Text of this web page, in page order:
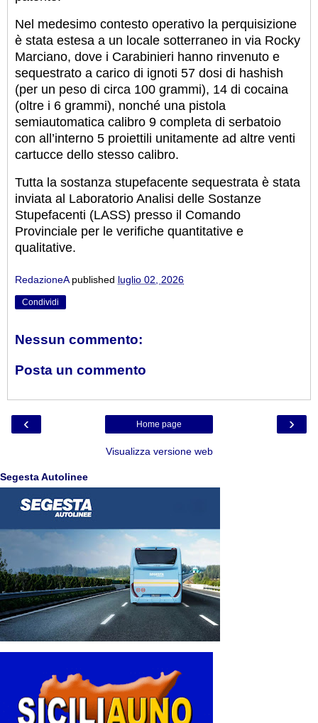
Nel medesimo contesto operativo la perquisizione
è stata estesa a un locale sotterraneo in via Rocky
Marciano, dove i Carabinieri hanno rinvenuto e
sequestrato a carico di ignoti 57 dosi di hashish
(per un peso di circa 100 grammi), 14 di cocaina
(oltre i 6 grammi), nonché una pistola
semiautomatica calibro 9 completa di serbatoio
con all’interno 5 proiettili unitamente ad altre venti
cartucce dello stesso calibro.
Tutta la sostanza stupefacente sequestrata è stata
inviata al Laboratorio Analisi delle Sostanze
Stupefacenti (LASS) presso il Comando
Provinciale per le verifiche quantitative e
qualitative.
RedazioneA published luglio 02, 2026
Condividi
Nessun commento:
Posta un commento
‹ ›
Home page
Visualizza versione web
Segesta Autolinee